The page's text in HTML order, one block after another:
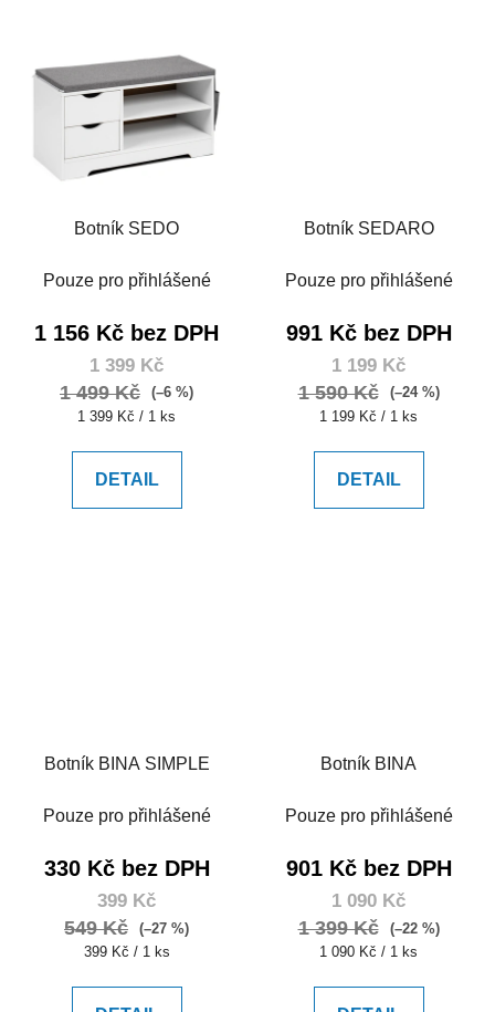
Botník SEDO
Pouze pro přihlášené
1 156 Kč bez DPH
1 399 Kč
1 499 Kč
(–6 %)
Měrná
1 399 Kč / 1 ks
DETAIL
Botník SEDARO
Pouze pro přihlášené
991 Kč bez DPH
1 199 Kč
1 590 Kč
(–24 %)
Měrná
1 199 Kč / 1 ks
DETAIL
Botník BINA SIMPLE
Pouze pro přihlášené
330 Kč bez DPH
399 Kč
549 Kč
(–27 %)
Měrná
399 Kč / 1 ks
Botník BINA
Pouze pro přihlášené
901 Kč bez DPH
1 090 Kč
1 399 Kč
(–22 %)
Měrná
1 090 Kč / 1 ks